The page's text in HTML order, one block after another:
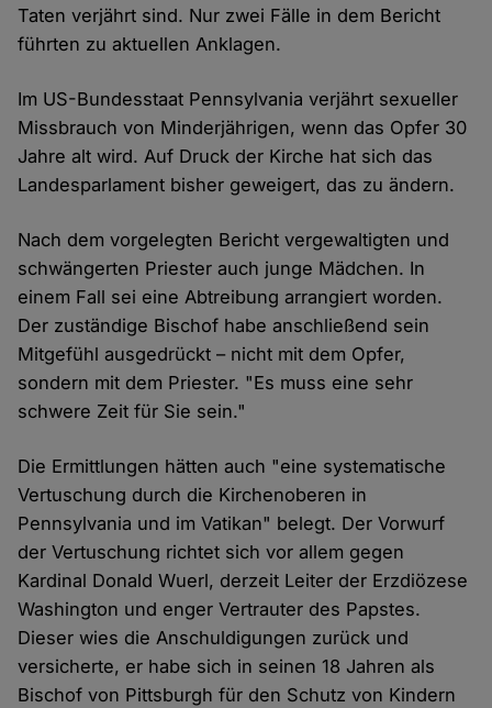
Taten verjährt sind. Nur zwei Fälle in dem Bericht
führten zu aktuellen Anklagen.
Im US-Bundesstaat Pennsylvania verjährt sexueller
Missbrauch von Minderjährigen, wenn das Opfer 30
Jahre alt wird. Auf Druck der Kirche hat sich das
Landesparlament bisher geweigert, das zu ändern.
Nach dem vorgelegten Bericht vergewaltigten und
schwängerten Priester auch junge Mädchen. In
einem Fall sei eine Abtreibung arrangiert worden.
Der zuständige Bischof habe anschließend sein
Mitgefühl ausgedrückt – nicht mit dem Opfer,
sondern mit dem Priester. "Es muss eine sehr
schwere Zeit für Sie sein."
Die Ermittlungen hätten auch "eine systematische
Vertuschung durch die Kirchenoberen in
Pennsylvania und im Vatikan" belegt. Der Vorwurf
der Vertuschung richtet sich vor allem gegen
Kardinal Donald Wuerl, derzeit Leiter der Erzdiözese
Washington und enger Vertrauter des Papstes.
Dieser wies die Anschuldigungen zurück und
versicherte, er habe sich in seinen 18 Jahren als
Bischof von Pittsburgh für den Schutz von Kindern